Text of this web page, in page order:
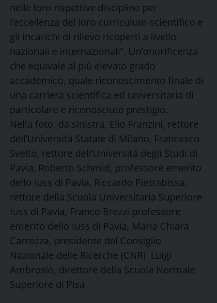
nelle loro rispettive discipline per
l’eccellenza del loro curriculum scientifico e
gli incarichi di rilievo ricoperti a livello
nazionali e internazionali”. Un’onorificenza
che equivale al più elevato grado
accademico, quale riconoscimento finale di
una carriera scientifica ed universitaria di
particolare e riconosciuto prestigio.
Nella foto, da sinistra, Elio Franzini, rettore
dell’Università Statale di Milano, Francesco
Svelto, rettore dell’Università degli Studi di
Pavia, Roberto Schmid, professore emerito
dello Iuss di Pavia, Riccardo Pietrabissa,
rettore della Scuola Universitaria Superiore
Iuss di Pavia, Franco Brezzi professore
emerito dello Iuss di Pavia, Maria Chiara
Carrozza, presidente del Consiglio
Nazionale delle Ricerche (CNR) Luigi
Ambrosio, direttore della Scuola Normale
Superiore di Pisa